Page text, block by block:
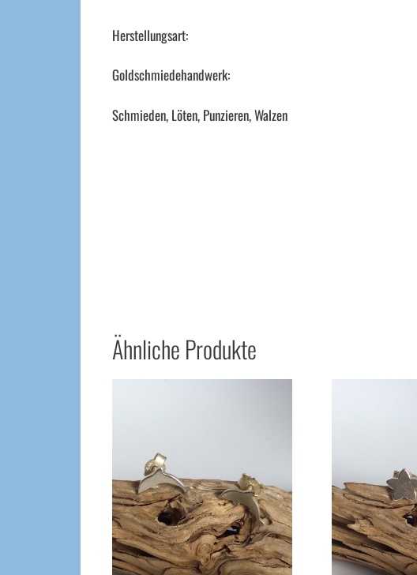
Herstellungsart:
Goldschmiedehandwerk:
Schmieden, Löten, Punzieren, Walzen
Ähnliche Produkte